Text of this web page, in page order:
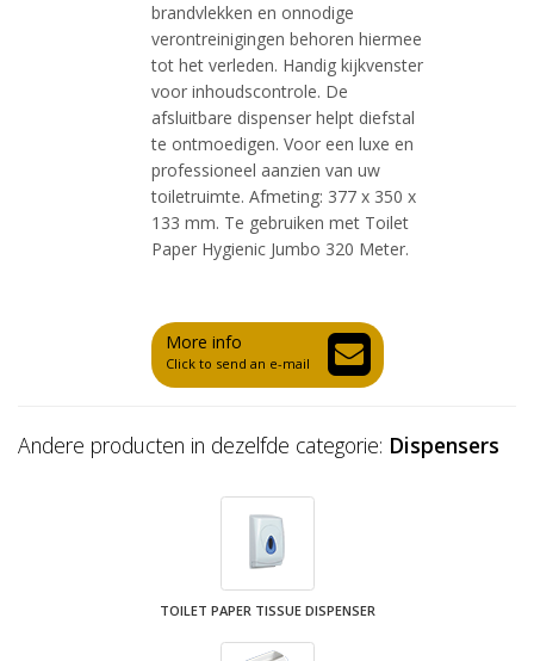
brandvlekken en onnodige
verontreinigingen behoren hiermee
tot het verleden. Handig kijkvenster
voor inhoudscontrole. De
afsluitbare dispenser helpt diefstal
te ontmoedigen. Voor een luxe en
professioneel aanzien van uw
toiletruimte. Afmeting: 377 x 350 x
133 mm. Te gebruiken met Toilet
Paper Hygienic Jumbo 320 Meter.
More info
Click to send an e-mail
Andere producten in dezelfde categorie: Dispensers
TOILET PAPER TISSUE DISPENSER